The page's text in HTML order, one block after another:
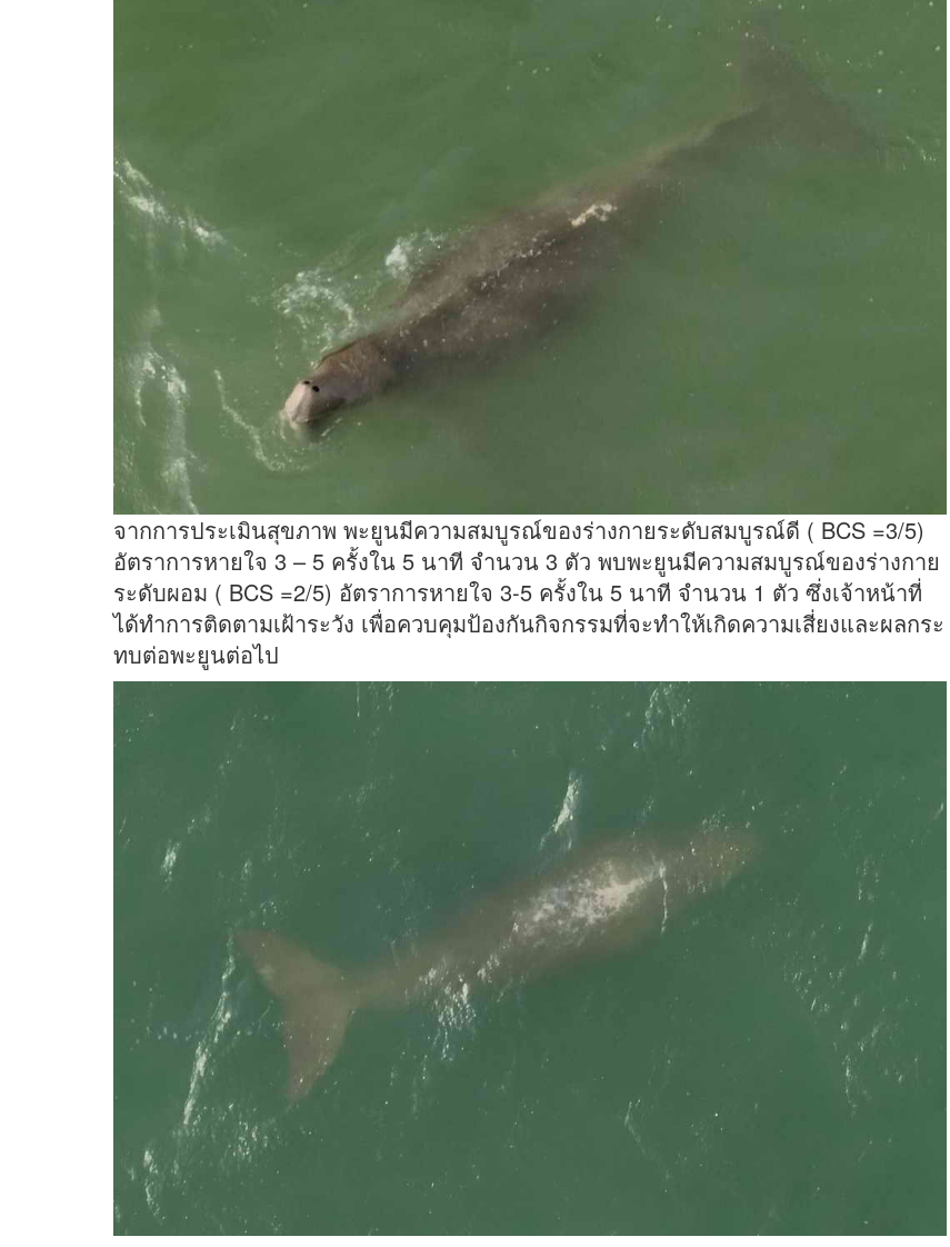
จากการประเมินสุขภาพ พะยูนมีความสมบูรณ์ของร่างกายระดับสมบูรณ์ดี ( BCS =3/5)
อัตราการหายใจ 3 – 5 ครั้งใน 5 นาที จำนวน 3 ตัว พบพะยูนมีความสมบูรณ์ของร่างกาย
ระดับผอม ( BCS =2/5) อัตราการหายใจ 3-5 ครั้งใน 5 นาที จำนวน 1 ตัว ซึ่งเจ้าหน้าที่
ได้ทำการติดตามเฝ้าระวัง เพื่อควบคุมป้องกันกิจกรรมที่จะทำให้เกิดความเสี่ยงและผลกระ
ทบต่อพะยูนต่อไป